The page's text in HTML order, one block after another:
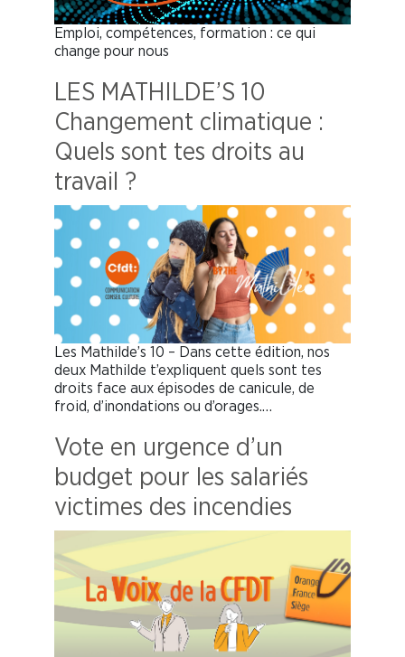
Emploi, compétences, formation : ce qui
change pour nous
LES MATHILDE’S 10
Changement climatique :
Quels sont tes droits au
travail ?
Les Mathilde’s 10 – Dans cette édition, nos
deux Mathilde t’expliquent quels sont tes
droits face aux épisodes de canicule, de
froid, d’inondations ou d’orages.…
Vote en urgence d’un
budget pour les salariés
victimes des incendies